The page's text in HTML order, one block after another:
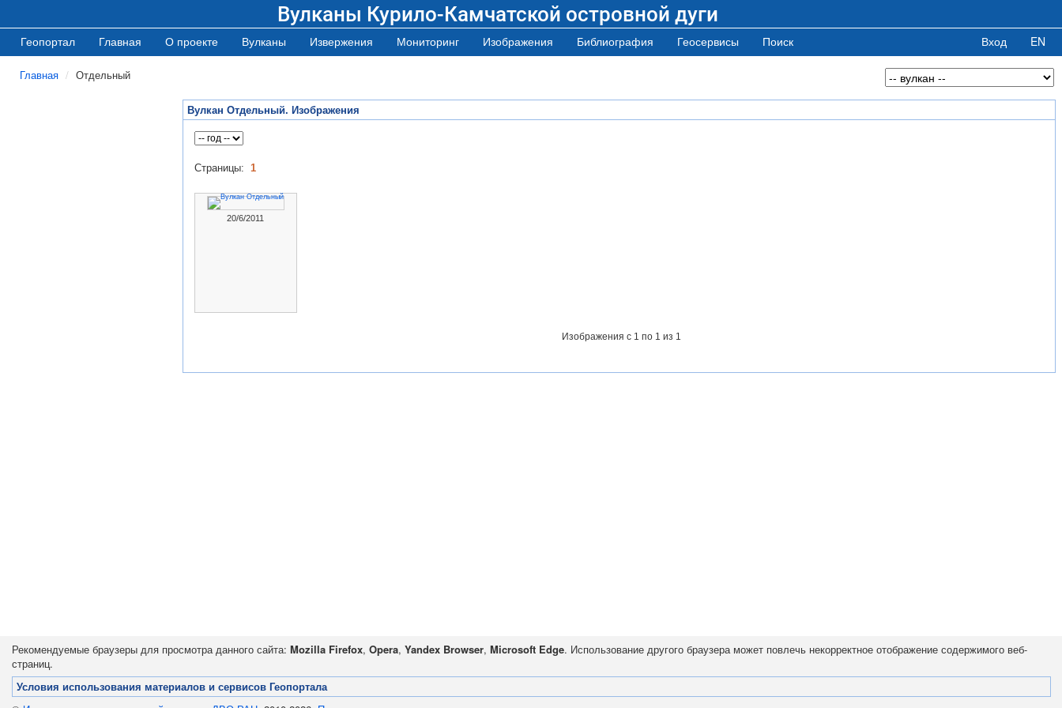
Вулканы Курило-Камчатской островной дуги
Геопортал Главная О проекте Вулканы Извержения Мониторинг Изображения Библиография Геосервисы Поиск Вход EN
Главная Отдельный
Вулкан Отдельный. Изображения
Страницы: 1
20/6/2011
Изображения с 1 по 1 из 1
Рекомендуемые браузеры для просмотра данного сайта: Mozilla Firefox, Opera, Yandex Browser, Microsoft Edge. Использование другого браузера может повлечь некорректное отображение содержимого веб-
страниц.
Условия использования материалов и сервисов Геопортала